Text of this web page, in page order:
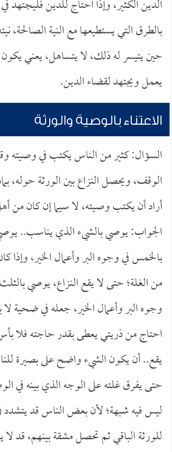
الدين الكثير، وإذا احتاج للدين فليجتهد
بالطرق التي يستطيعها مع النية الصالحة،
حين يتيسر له ذلك، لا يتساهل، يعني يكون
يعمل ويجتهد لقضاء الدين.
الاعتناء بالوصية والورثة
السؤال: كثير من الناس يكتب في وصيته
الوقف، ويحصل النزاع بين الورثة حوله،
أراد أن يكتب وصيته، لا سيما إن كان من
الجواب: يوصي بالشيء الذي يناسب..
بالخمس في وجوه البر وأعمال الخير، وإذا
من الغلة؛ حتى لا يقع النزاع، يوصي
وجوه البر وأعمال الخير، جعله في ضحية
احتاج من ذريتي يعطى بقدر حاجته فلا
يقع.. أن يكون الشيء واضح على بصيرة
حتى يفرق غلته على الوجه الذي بينه في
ليس فيه شبهة؛ لأن بعض الناس قد
للورثة الباقي ثم تحصل مشقة بينهم، قد لا